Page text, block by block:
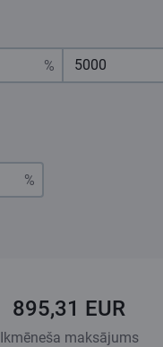
895,31 EUR
Ikmēneša maksājums